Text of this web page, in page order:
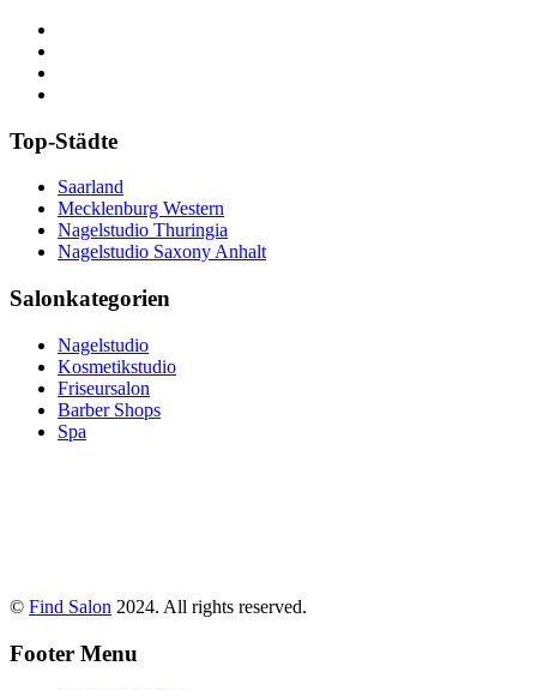
Top-Städte
Saarland
Mecklenburg Western
Nagelstudio Thuringia
Nagelstudio Saxony Anhalt
Salonkategorien
Nagelstudio
Kosmetikstudio
Friseursalon
Barber Shops
Spa
© Find Salon 2024. All rights reserved.
Footer Menu